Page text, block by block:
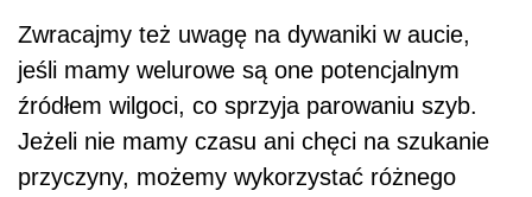
Zwracajmy też uwagę na dywaniki w aucie,
jeśli mamy welurowe są one potencjalnym
źródłem wilgoci, co sprzyja parowaniu szyb.
Jeżeli nie mamy czasu ani chęci na szukanie
przyczyny, możemy wykorzystać różnego